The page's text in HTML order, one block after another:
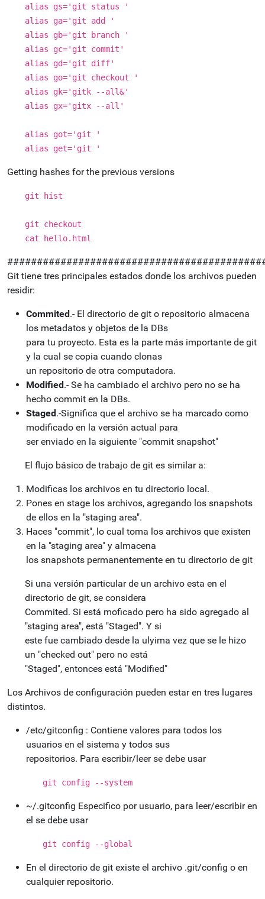
alias gs='git status '
alias ga='git add '
alias gb='git branch '
alias gc='git commit'
alias gd='git diff'
alias go='git checkout '
alias gk='gitk --all&'
alias gx='gitx --all'
alias got='git '
alias get='git '
Getting hashes for the previous versions
git hist
git checkout
cat hello.html
Git tiene tres principales estados donde los archivos pueden
residir:
Commited.- El directorio de git o repositorio almacena
los metadatos y objetos de la DBs
para tu proyecto. Esta es la parte más importante de git
y la cual se copia cuando clonas
un repositorio de otra computadora.
Modified.- Se ha cambiado el archivo pero no se ha
hecho commit en la DBs.
Staged.-Significa que el archivo se ha marcado como
modificado en la versión actual para
ser enviado en la siguiente "commit snapshot"
El flujo básico de trabajo de git es similar a:
Modificas los archivos en tu directorio local.
Pones en stage los archivos, agregando los snapshots
de ellos en la "staging area".
Haces "commit", lo cual toma los archivos que existen
en la "staging area" y almacena
los snapshots permanentemente en tu directorio de git
Si una versión particular de un archivo esta en el
directorio de git, se considera
Commited. Si está moficado pero ha sido agregado al
"staging area", está "Staged". Y si
este fue cambiado desde la ulyima vez que se le hizo
un "checked out" pero no está
"Staged", entonces está "Modified"
Los Archivos de configuración pueden estar en tres lugares
distintos.
/etc/gitconfig : Contiene valores para todos los
usuarios en el sistema y todos sus
repositorios. Para escribir/leer se debe usar
git config --system
~/.gitconfig Especifico por usuario, para leer/escribir en
el se debe usar
git config --global
En el directorio de git existe el archivo .git/config o en
cualquier repositorio.